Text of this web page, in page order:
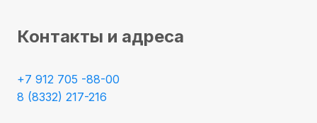
Контакты и адреса
+7 912 705 -88-00
8 (8332) 217-216